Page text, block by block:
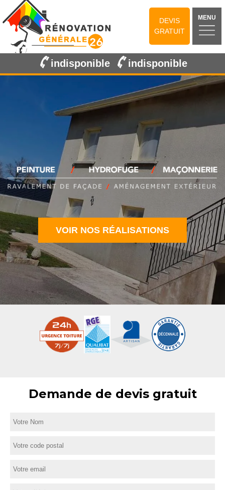
DEVIS
GRATUIT
MENU
indisponible indisponible
VOIR NOS RÉALISATIONS
Demande de devis gratuit